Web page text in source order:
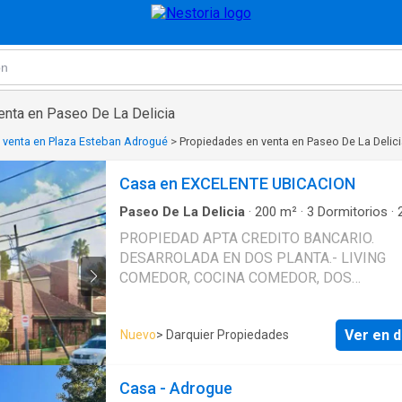
en Paseo De La Delicia
en Plaza Esteban Adrogué > Propiedades en venta en Paseo De La
Casa en EXCELENTE UBICACION
Paseo De La Delicia · 200 m² · 3 Dormitorios ·
Electricidad·Cocina equipada· Parrilla·Internet
natural·Agua
PROPIEDAD APTA CREDITO BANCARIO.
DESARROLADA EN DOS PLANTA.- LIVING
COMEDOR, COCINA COMEDOR, DOS
DOS GARAGES (UNO X CADA CALLE) UNO
ELLOS HACE DE QUINCHO, PATIO CON
PLANTA ALTA DORMITORIO PRINCIPAL
Nuevo> Darquier Propiedades Ver en
Casa - Adrogue